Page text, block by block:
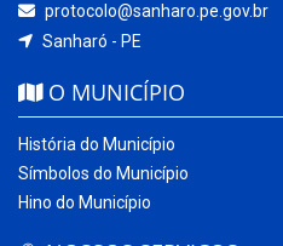
protocolo@sanharo.pe.gov.br
Sanharó - PE
O MUNICÍPIO
História do Município
Símbolos do Município
Hino do Município